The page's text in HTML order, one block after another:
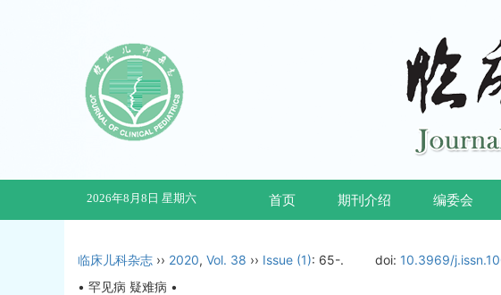
2026年8月8日 星期六 首页 期刊介绍 编委会
临床儿科杂志 ›› 2020, Vol. 38 ›› Issue (1): 65-. doi: 10.3969/
• 罕见病 疑难病 •